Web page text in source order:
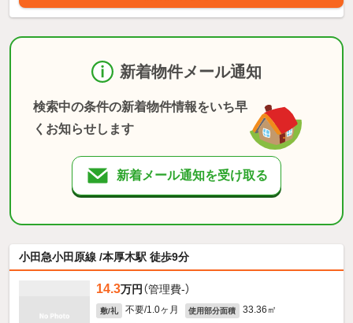
新着物件メール通知
検索中の条件の新着物件情報をいち早
くお知らせします
新着メール通知を受け取る
小田急小田原線 /本厚木駅 徒歩9分
14.3万円 （管理費-）
敷/礼 不要/1.0ヶ月 使用部分面積 33.36㎡